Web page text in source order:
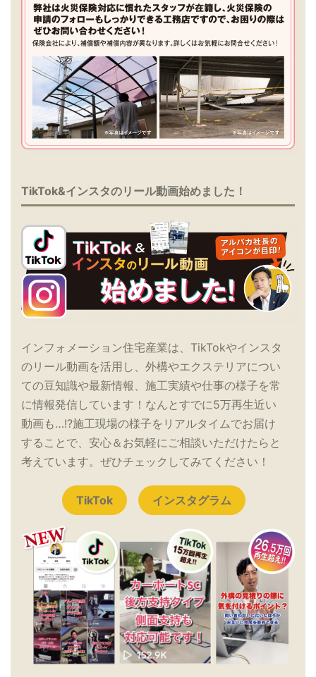
TikTok&インスタのリール動画始めました！
インフォメーション住宅産業は、TikTokやインスタ
のリール動画を活用し、外構やエクステリアについ
ての豆知識や最新情報、施工実績や仕事の様子を常
に情報発信しています！なんとすでに5万再生近い
動画も…!?施工現場の様子をリアルタイムでお届け
することで、安心＆お気軽にご相談いただけたらと
考えています。ぜひチェックしてみてください！
TikTok インスタグラム